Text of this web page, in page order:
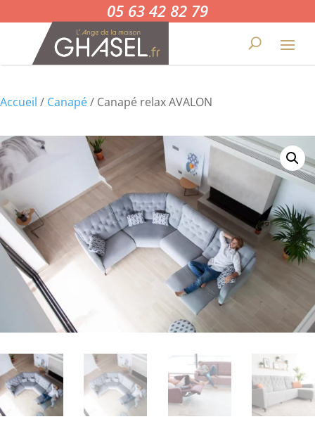
05 63 42 82 79
Accueil / Canapé/ Canapé relax AVALON